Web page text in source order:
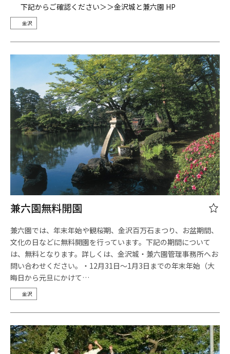
下記からご確認ください＞＞金沢城と兼六園 HP
金沢
兼六園無料開園
兼六園では、年末年始や観桜期、金沢百万石まつり、お盆期間、
文化の日などに無料開園を行っています。下記の期間について
は、無料となります。詳しくは、金沢城・兼六園管理事務所へお
問い合わせください。・12月31日～1月3日までの年末年始（大
晦日から元旦にかけて…
金沢